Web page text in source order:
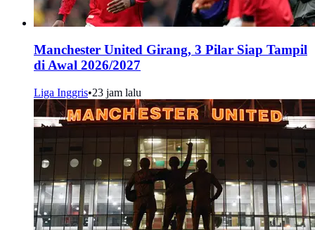
Manchester United Girang, 3 Pilar Siap Tampil
di Awal 2026/2027
Liga Inggris•23 jam lalu